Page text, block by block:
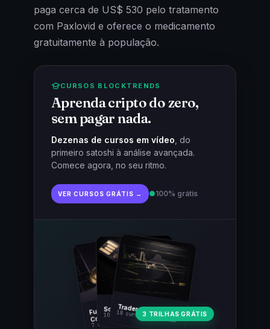
paga cerca de US$ 530 pelo tratamento
com Paxlovid e oferece o medicamento
gratuitamente à população.
CURSOS BLOCKTRENDS
Aprenda cripto do zero,
sem pagar nada.
Dezenas de cursos em vídeo , do
primeiro satoshi à análise avançada.
Comece agora, no seu ritmo.
VER CURSOS GRÁTIS → ●100% grátis
Fundamentos
Cripto
7 cursos · 31 aulas
Trader Cripto
18 cursos · 80 aulas
Soberania Bitcoin
10 cursos · 44 aulas3 TRILHAS GRÁTIS